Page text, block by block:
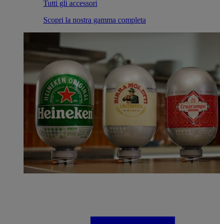
Tutti gli accessori
Scopri la nostra gamma completa